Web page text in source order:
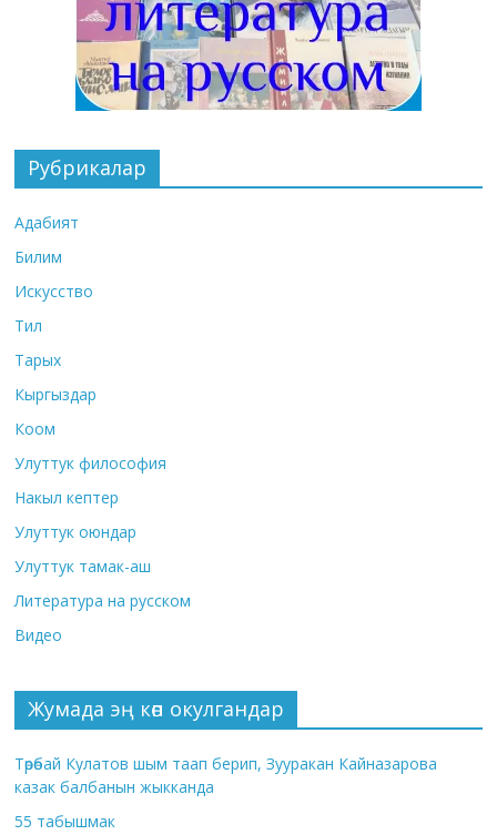
Рубрикалар
Адабият
Билим
Искусство
Тил
Тарых
Кыргыздар
Коом
Улуттук философия
Накыл кептер
Улуттук оюндар
Улуттук тамак-аш
Литература на русском
Видео
Жумада эң көп окулгандар
Төрөбай Кулатов шым таап берип, Зууракан Кайназарова
казак балбанын жыкканда
55 табышмак